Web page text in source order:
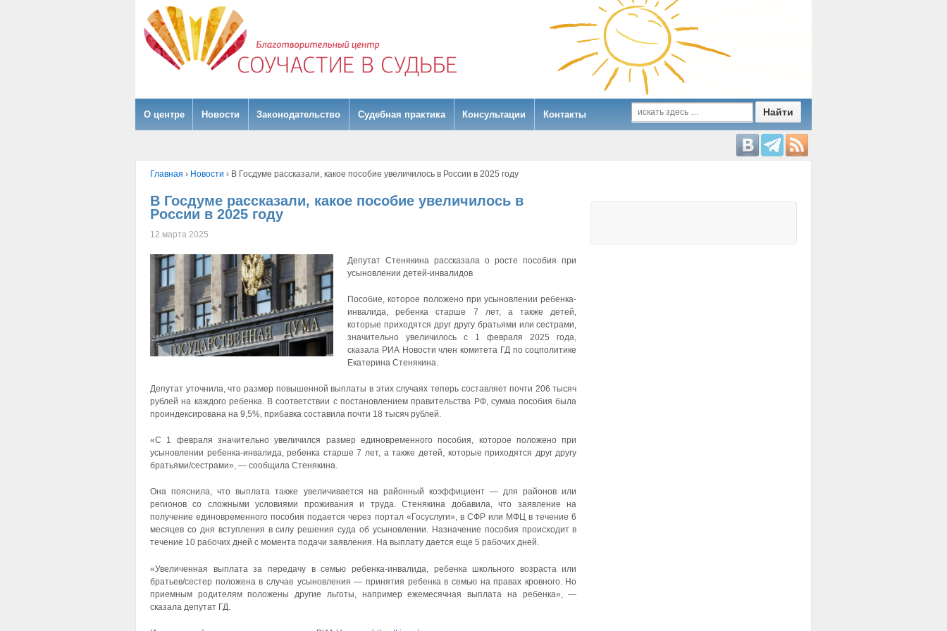
О центре Hовости Законодательство Судебная практика Консультации Контакты
Главная › Hовости › В Госдуме рассказали, какое пособие увеличилось в России в 2025 году
В Госдуме рассказали, какое пособие увеличилось в
России в 2025 году
12 марта 2025
Депутат Стенякина рассказала о росте пособия при
усыновлении детей-инвалидов
Пособие, которое положено при усыновлении ребенка-
инвалида, ребенка старше 7 лет, а также детей,
которые приходятся друг другу братьями или сестрами,
значительно увеличилось с 1 февраля 2025 года,
сказала РИА Новости член комитета ГД по соцполитике
Екатерина Стенякина.
Депутат уточнила, что размер повышенной выплаты в этих случаях теперь составляет почти 206 тысяч
рублей на каждого ребенка. В соответствии с постановлением правительства РФ, сумма пособия была
проиндексирована на 9,5%, прибавка составила почти 18 тысяч рублей.
«С 1 февраля значительно увеличился размер единовременного пособия, которое положено при
усыновлении ребенка-инвалида, ребенка старше 7 лет, а также детей, которые приходятся друг другу
братьями/сестрами», — сообщила Стенякина.
Она пояснила, что выплата также увеличивается на районный коэффициент — для районов или
регионов со сложными условиями проживания и труда. Стенякина добавила, что заявление на
получение единовременного пособия подается через портал «Госуслуги», в СФР или МФЦ в течение 6
месяцев со дня вступления в силу решения суда об усыновлении. Назначение пособия происходит в
течение 10 рабочих дней с момента подачи заявления. На выплату дается еще 5 рабочих дней.
«Увеличенная выплата за передачу в семью ребенка-инвалида, ребенка школьного возраста или
братьев/сестер положена в случае усыновления — принятия ребенка в семью на правах кровного. Но
приемным родителям положены другие льготы, например ежемесячная выплата на ребенка», —
сказала депутат ГД.